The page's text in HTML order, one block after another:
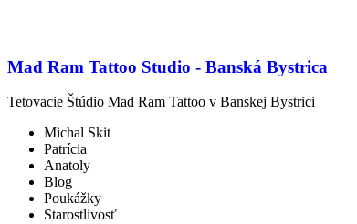
Mad Ram Tattoo Studio - Banská Bystrica
Tetovacie Štúdio Mad Ram Tattoo v Banskej Bystrici
Michal Skit
Patrícia
Anatoly
Blog
Poukážky
Starostlivosť